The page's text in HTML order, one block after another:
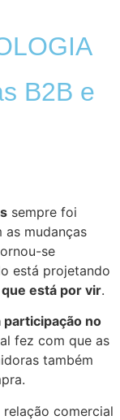
B2B e
sempre foi
mudanças
se
está projetando
está por vir.
no
fez com que as
também
comercial